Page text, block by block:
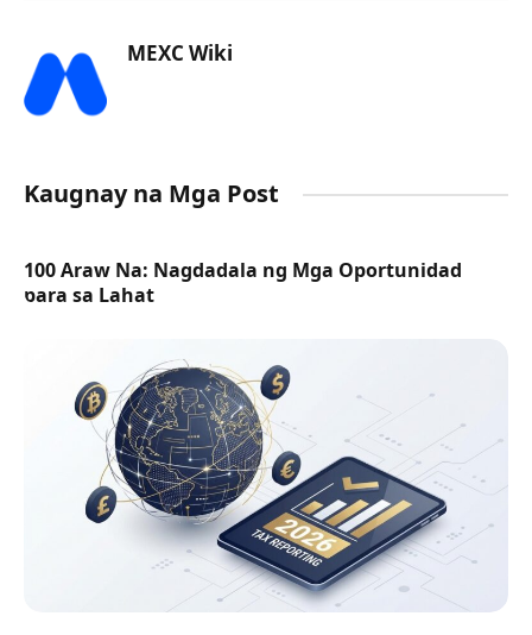
MEXC Wiki
Kaugnay na Mga Post
100 Araw Na: Nagdadala ng Mga Oportunidad
para sa Lahat